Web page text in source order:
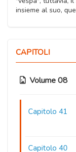
insieme al suo,
CAPITOLI
Volume 08
Capitolo 41
Capitolo 40